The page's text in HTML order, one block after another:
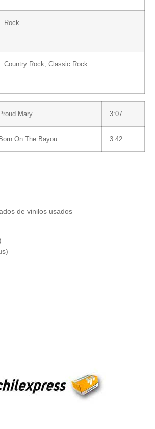
Rock
Country Rock Classic Rock
Proud Mary 3:07
Born On The Bayou 3:42
de vinilos usados